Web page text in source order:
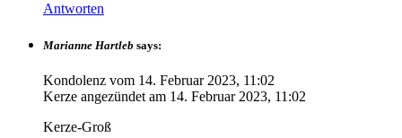
Antworten
Marianne Hartleb says:
Kondolenz vom 14. Februar 2023, 11:02
Kerze angezündet am 14. Februar 2023, 11:02
Kerze-Groß